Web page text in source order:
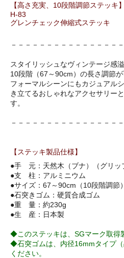
【高さ充実、10段階調節ステッキ】
H-83
グレンチェック伸縮式ステッキ
－－－－－－－－－－－－－－－
スタイリッシュなヴィンテージ感
10段階（67～90cm）の長さ調節が
フォーマルシーンにもカジュアル
き立てるおしゃれなアクセサリー
す。
－－－－－－－－－－－－－－－
【ステッキ製品仕様】
●手 元：天然木（ブナ）（グリッ
●支 柱：アルミニウム
●サイズ：67～90cm（10段階調節）
●石突きゴム：硬質合成ゴム
●重 量：約230g
●生 産：日本製
◆このステッキは、SGマーク取得
◆石突ゴムは、内径16mmタイプ
ください。